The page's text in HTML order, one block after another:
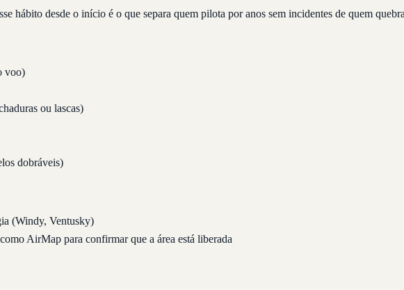
hábito desde o início é o que separa quem pilota por anos sem incidentes de quem
voo)
ou lascas)
dobráveis)
(Windy, Ventusky)
AirMap para confirmar que a área está liberada